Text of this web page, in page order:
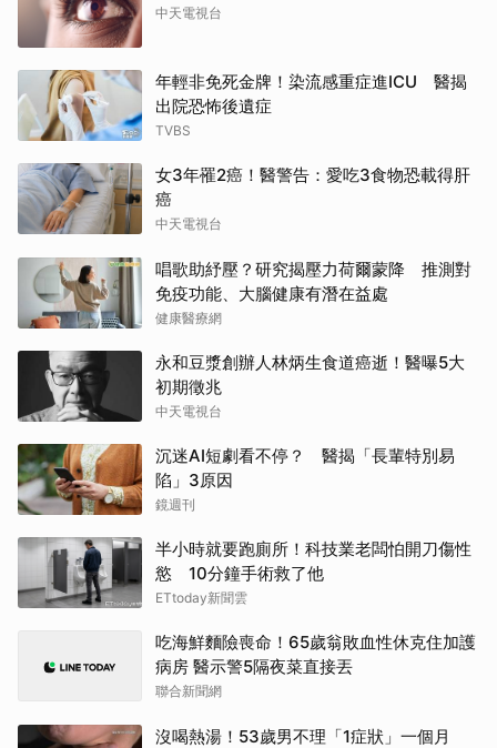
中天電視台
年輕非免死金牌！染流感重症進ICU 醫揭
出院恐怖後遺症
TVBS
女3年罹2癌！醫警告：愛吃3食物恐載得肝
癌
中天電視台
唱歌助紓壓？研究揭壓力荷爾蒙降 推測對
免疫功能、大腦健康有潛在益處
健康醫療網
永和豆漿創辦人林炳生食道癌逝！醫曝5大
初期徵兆
中天電視台
沉迷AI短劇看不停？ 醫揭「長輩特別易
陷」3原因
鏡週刊
半小時就要跑廁所！科技業老闆怕開刀傷性
慾 10分鐘手術救了他
ETtoday新聞雲
吃海鮮麵險喪命！65歲翁敗血性休克住加護
病房 醫示警5隔夜菜直接丟
聯合新聞網
沒喝熱湯！53歲男不理「1症狀」一個月